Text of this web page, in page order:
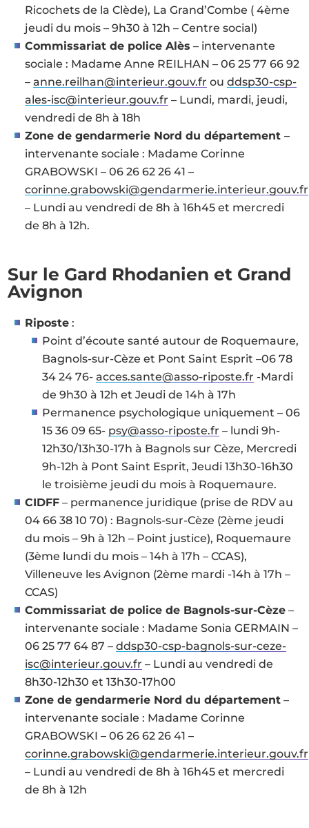
Ricochets de la Clède), La Grand’Combe ( 4ème
jeudi du mois – 9h30 à 12h – Centre social)
Commissariat de police Alès – intervenante
sociale : Madame Anne REILHAN – 06 25 77 66 92
–anne.reilhan@interieur.gouv.fr ouddsp30-csp-
ales-isc@interieur.gouv.fr – Lundi, mardi, jeudi,
vendredi de 8h à 18h
Zone de gendarmerie Nord du département–
intervenante sociale : Madame Corinne
GRABOWSKI – 06 26 62 26 41 –
corinne.grabowski@gendarmerie.interieur.gouv.fr
– Lundi au vendredi de 8h à 16h45 et mercredi
de 8h à 12h.
Sur le Gard Rhodanien et Grand
Avignon
Riposte :
Point d’écoute santé autour de Roquemaure,
Bagnols-sur-Cèze et Pont Saint Esprit –06 78
34 24 76-acces.sante@asso-riposte.fr -Mardi
de 9h30 à 12h et Jeudi de 14h à 17h
Permanence psychologique uniquement – 06
15 36 09 65- psy@asso-riposte.fr – lundi 9h-
12h30/13h30-17h à Bagnols sur Cèze, Mercredi
9h-12h à Pont Saint Esprit, Jeudi 13h30-16h30
le troisième jeudi du mois à Roquemaure.
CIDFF – permanence juridique (prise de RDV au
04 66 38 10 70) : Bagnols-sur-Cèze (2ème jeudi
du mois – 9h à 12h – Point justice), Roquemaure
(3ème lundi du mois – 14h à 17h – CCAS),
Villeneuve les Avignon (2ème mardi -14h à 17h –
CCAS)
Commissariat de police de Bagnols-sur-Cèze –
intervenante sociale : Madame Sonia GERMAIN –
06 25 77 64 87 –ddsp30-csp-bagnols-sur-ceze-
isc@interieur.gouv.fr – Lundi au vendredi de
8h30-12h30 et 13h30-17h00
Zone de gendarmerie Nord du département –
intervenante sociale : Madame Corinne
GRABOWSKI – 06 26 62 26 41 –
corinne.grabowski@gendarmerie.interieur.gouv.fr
– Lundi au vendredi de 8h à 16h45 et mercredi
de 8h à 12h